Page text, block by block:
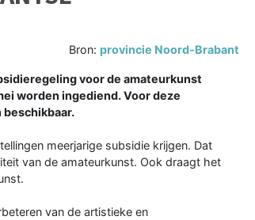
Bron:provincie Noord-Brabant
voor de amateurkunst
worden ingediend. Voor deze
meerjarige subsidie krijgen. Dat
van de amateurkunst. Ook draagt het
van de artistieke en